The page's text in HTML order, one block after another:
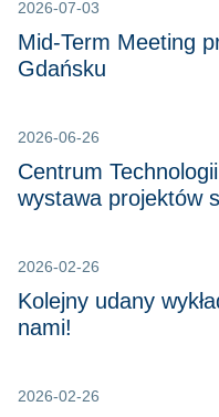
2026-07-03
Mid-Term Meeting
Gdańsku
2026-06-26
Centrum
wystawa projektów
2026-02-26
Kolejny udany
nami!
2026-02-26